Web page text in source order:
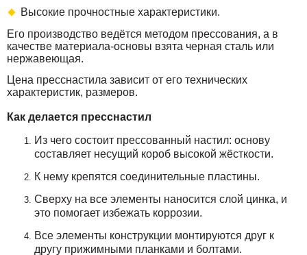
Высокие прочностные характеристики.
Его производство ведётся методом прессования, а в
качестве материала-основы взята черная сталь или
нержавеющая.
Цена пресснастила зависит от его технических
характеристик, размеров.
Как делается пресснастил
Из чего состоит прессованный настил: основу
составляет несущий короб высокой жёсткости.
К нему крепятся соединительные пластины.
Сверху на все элементы наносится слой цинка, и
это помогает избежать коррозии.
Все элементы конструкции монтируются друг к
другу прижимными планками и болтами.